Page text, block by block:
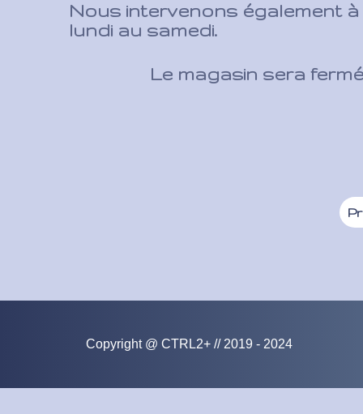
Nous intervenons également
lundi au samedi.
Le magasin sera fermé
Copyright @ CTRL2+ // 2019 - 2024